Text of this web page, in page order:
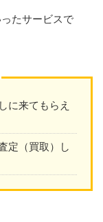
たサービスで
に来てもらえ
定（買取）し